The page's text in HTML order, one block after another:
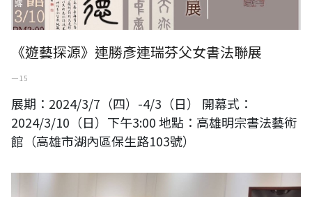
《遊藝探源》連勝彥連瑞芬父女書法聯展
一 15
展期：2024/3/7（四）-4/3（日） 開幕式：
2024/3/10（日）下午3:00 地點：高雄明宗書法藝術
館（高雄市湖內區保生路103號）